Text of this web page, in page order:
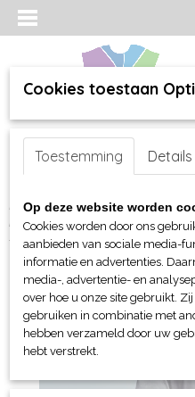
Inloggen Registreren
Home >webshop>Per merk >
hem>Sweaters en truien>
Cookies toestaan
Toestemming Details
Op deze website worden
Cookies worden door ons
aanbieden van sociale media-
informatie en advertenties.
media-, advertentie- en
over hoe u onze site gebruikt.
gebruiken in combinatie met
hebben verzameld door uw
hebt verstrekt.